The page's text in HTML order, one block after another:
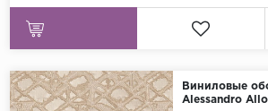
Виниловые
Alessandro